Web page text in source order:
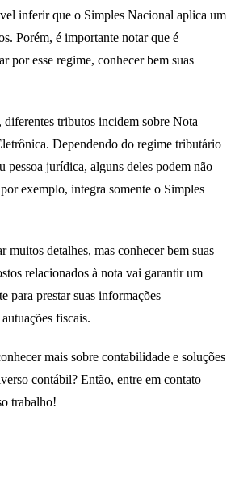
inferir que o Simples Nacional aplica um
Porém, é importante notar que é
por esse regime, conhecer bem suas
diferentes tributos incidem sobre Nota
Dependendo do regime tributário
pessoa jurídica, alguns deles podem não
exemplo, integra somente o Simples
muitos detalhes, mas conhecer bem suas
relacionados à nota vai garantir um
para prestar suas informações
fiscais.
mais sobre contabilidade e soluções
contábil? Então, entre em contato
trabalho!